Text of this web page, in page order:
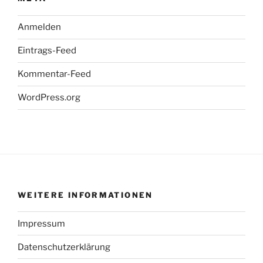
Anmelden
Eintrags-Feed
Kommentar-Feed
WordPress.org
WEITERE INFORMATIONEN
Impressum
Datenschutzerklärung